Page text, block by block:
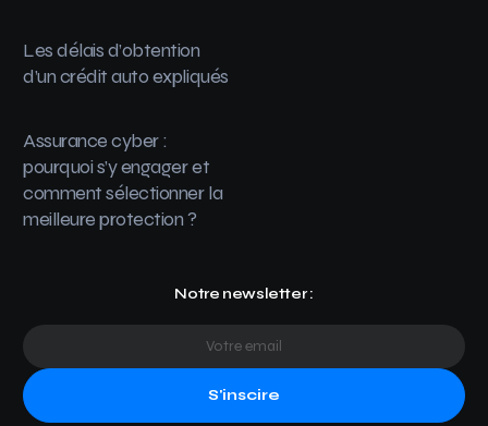
Les délais d’obtention
d’un crédit auto expliqués
Assurance cyber :
pourquoi s’y engager et
comment sélectionner la
meilleure protection ?
Notre newsletter :
S'inscire